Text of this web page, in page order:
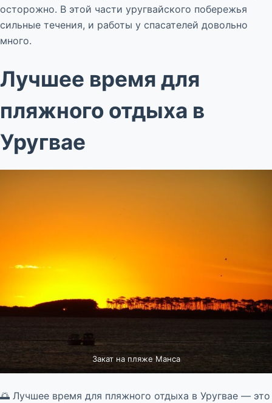
осторожно. В этой части уругвайского побережья
сильные течения, и работы у спасателей довольно
много.
Лучшее время для
пляжного отдыха в
Уругвае
Закат на пляже Манса
🌅 Лучшее время для пляжного отдыха в Уругвае — это